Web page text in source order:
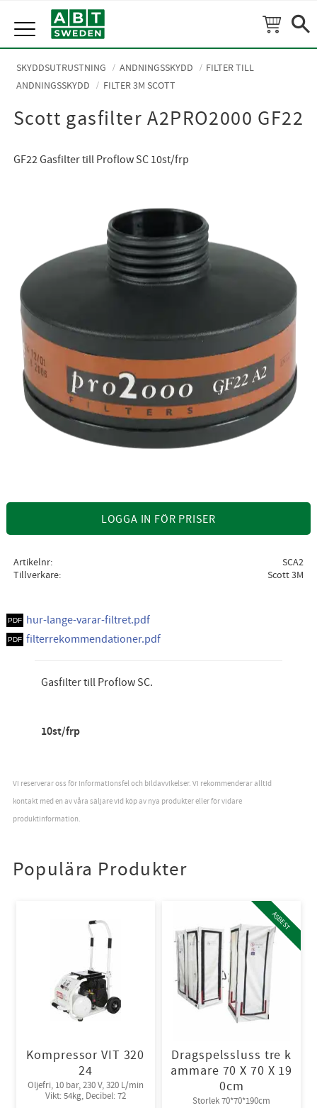
Meny
SKYDDSUTRUSTNING ANDNINGSSKYDD
FILTER TILL
ANDNINGSSKYDD
FILTER 3M SCOTT
Scott gasfilter A2PRO2000 GF22
GF22 Gasfilter till Proflow SC 10st/frp
LOGGA IN FÖR PRISER
Artikelnr
SCA2
Tillverkare
Scott 3M
hur-lange-varar-filtret.pdf
filterrekommendationer.pdf
Gasfilter till Proflow SC.
10st/frp
Vi reserverar oss för informationsfel och bildavvikelser. Vi rekommenderar alltid
kontakt med en av våra säljare vid köp av nya produkter eller för vidare
produktinformation.
Populära Produkter
Kompressor VIT 320
24
Oljefri, 10 bar, 230 V, 320 L/min
Vikt: 54kg, Decibel: 72
Dragspelssluss tre k
ammare 70 X 70 X 19
0cm
Storlek 70*70*190cm
ASBEST